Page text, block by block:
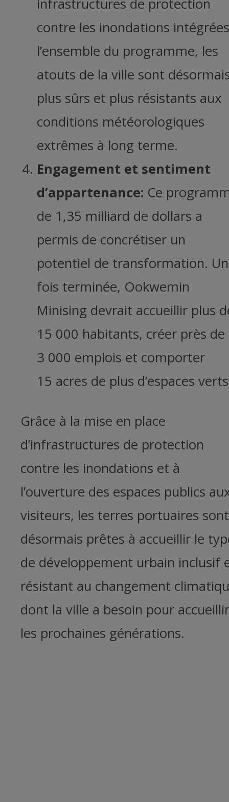
infrastructures de protection
contre les inondations
l’ensemble du programme, les
atouts de la ville sont
plus sûrs et plus résistants aux
conditions météorologiques
extrêmes à long terme.
Engagement et sentiment
d’appartenance: Ce
de 1,35 milliard de dollars a
permis de concrétiser un
potentiel de transformation.
fois terminée, Ookwemin
Minising devrait accueillir plus
15 000 habitants, créer près de
3 000 emplois et comporter
15 acres de plus d’espaces
Grâce à la mise en place
d’infrastructures de protection
contre les inondations et à
l’ouverture des espaces publics
visiteurs, les terres portuaires sont
désormais prêtes à accueillir le
de développement urbain inclusif
résistant au changement
dont la ville a besoin pour accueillir
les prochaines générations.